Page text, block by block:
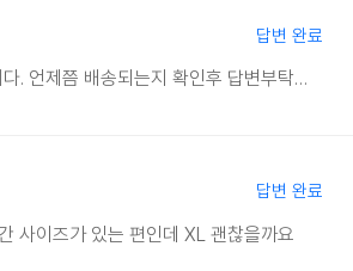
답변 완료
5월 16일 주문했습니다. 언제쯤 배송되는지 확인후 답변부탁드립니다.
답변 완료
사이즈가 있는 편인데 XL 괜찮을까요